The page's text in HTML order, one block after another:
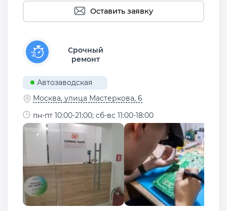
Оставить заявку
Срочный
ремонт
Автозаводская
Москва, улица Мастеркова, 6
пн-пт 10:00-21:00; сб-вс 11:00-18:00